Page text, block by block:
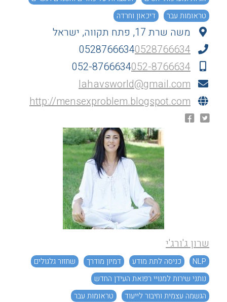
טראומות עבר
דיכאון וחרדה
משה שרת 17, פתח תקווה, ישראל
05287666340528766634
052-8766634052-8766634
lahavsworld@gmail.com
http://mensexproblem.blogspot.com
שרון ג'ורג'י
NLP כניסה לתת מודע דמיון מודרך
שחזור גלגולים
נותני שירות למנויי רפואת העידן החדש
הגשמה עצמית וחיבור לייעוד
טראומות עבר